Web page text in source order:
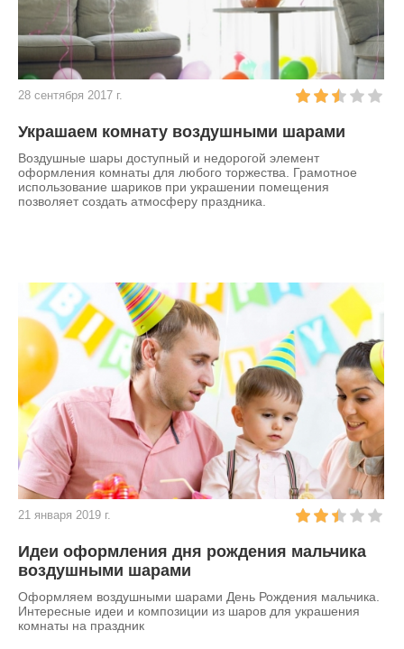
28 сентября 2017 г.
Украшаем комнату воздушными шарами
Воздушные шары доступный и недорогой элемент
оформления комнаты для любого торжества. Грамотное
использование шариков при украшении помещения
позволяет создать атмосферу праздника.
21 января 2019 г.
Идеи оформления дня рождения мальчика
воздушными шарами
Оформляем воздушными шарами День Рождения мальчика.
Интересные идеи и композиции из шаров для украшения
комнаты на праздник